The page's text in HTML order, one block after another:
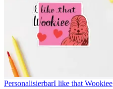
PersonalisierbarI like that Wookiee